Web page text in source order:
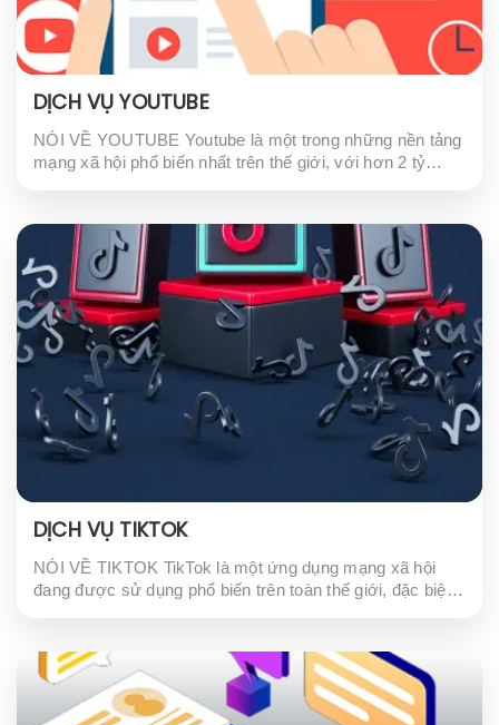
DỊCH VỤ YOUTUBE
NÓI VỀ YOUTUBE Youtube là một trong những nền tảng
mạng xã hội phổ biến nhất trên thế giới, với hơn 2 tỷ
DỊCH VỤ TIKTOK
NÓI VỀ TIKTOK TikTok là một ứng dụng mạng xã hội
đang được sử dụng phổ biến trên toàn thế giới, đặc biệt